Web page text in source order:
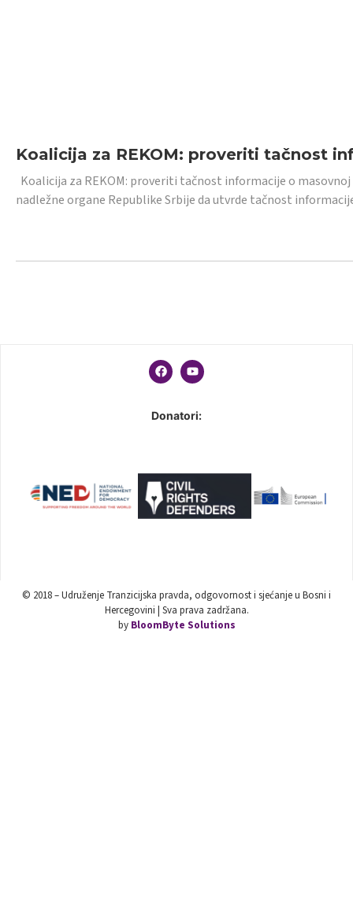
Koalicija za REKOM: proveriti tačnost
Koalicija za REKOM: proveriti tačnost informacije o
nadležne organe Republike Srbije da utvrde tačnost
Donatori:
© 2018 – Udruženje Tranzicijska pravda, odgovornost i sjećanje u Bosni i
Hercegovini | Sva prava zadržana.
by BloomByte Solutions